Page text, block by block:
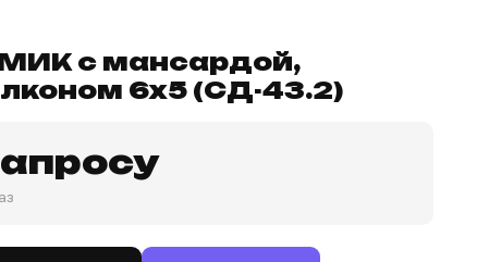
с мансардой,
6х5 (СД-43.2)